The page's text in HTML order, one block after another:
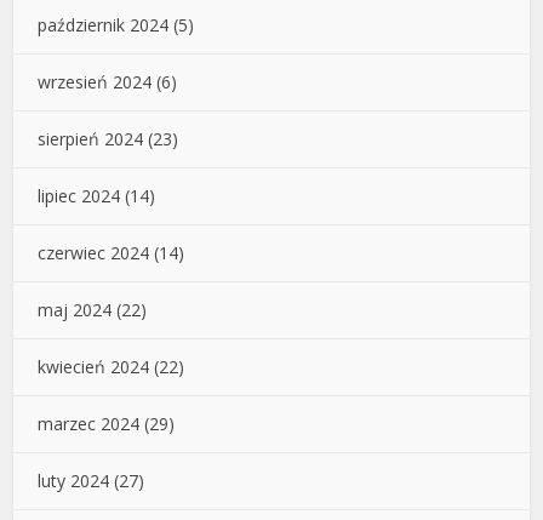
październik 2024 (5)
wrzesień 2024 (6)
sierpień 2024 (23)
lipiec 2024 (14)
czerwiec 2024 (14)
maj 2024 (22)
kwiecień 2024 (22)
marzec 2024 (29)
luty 2024 (27)